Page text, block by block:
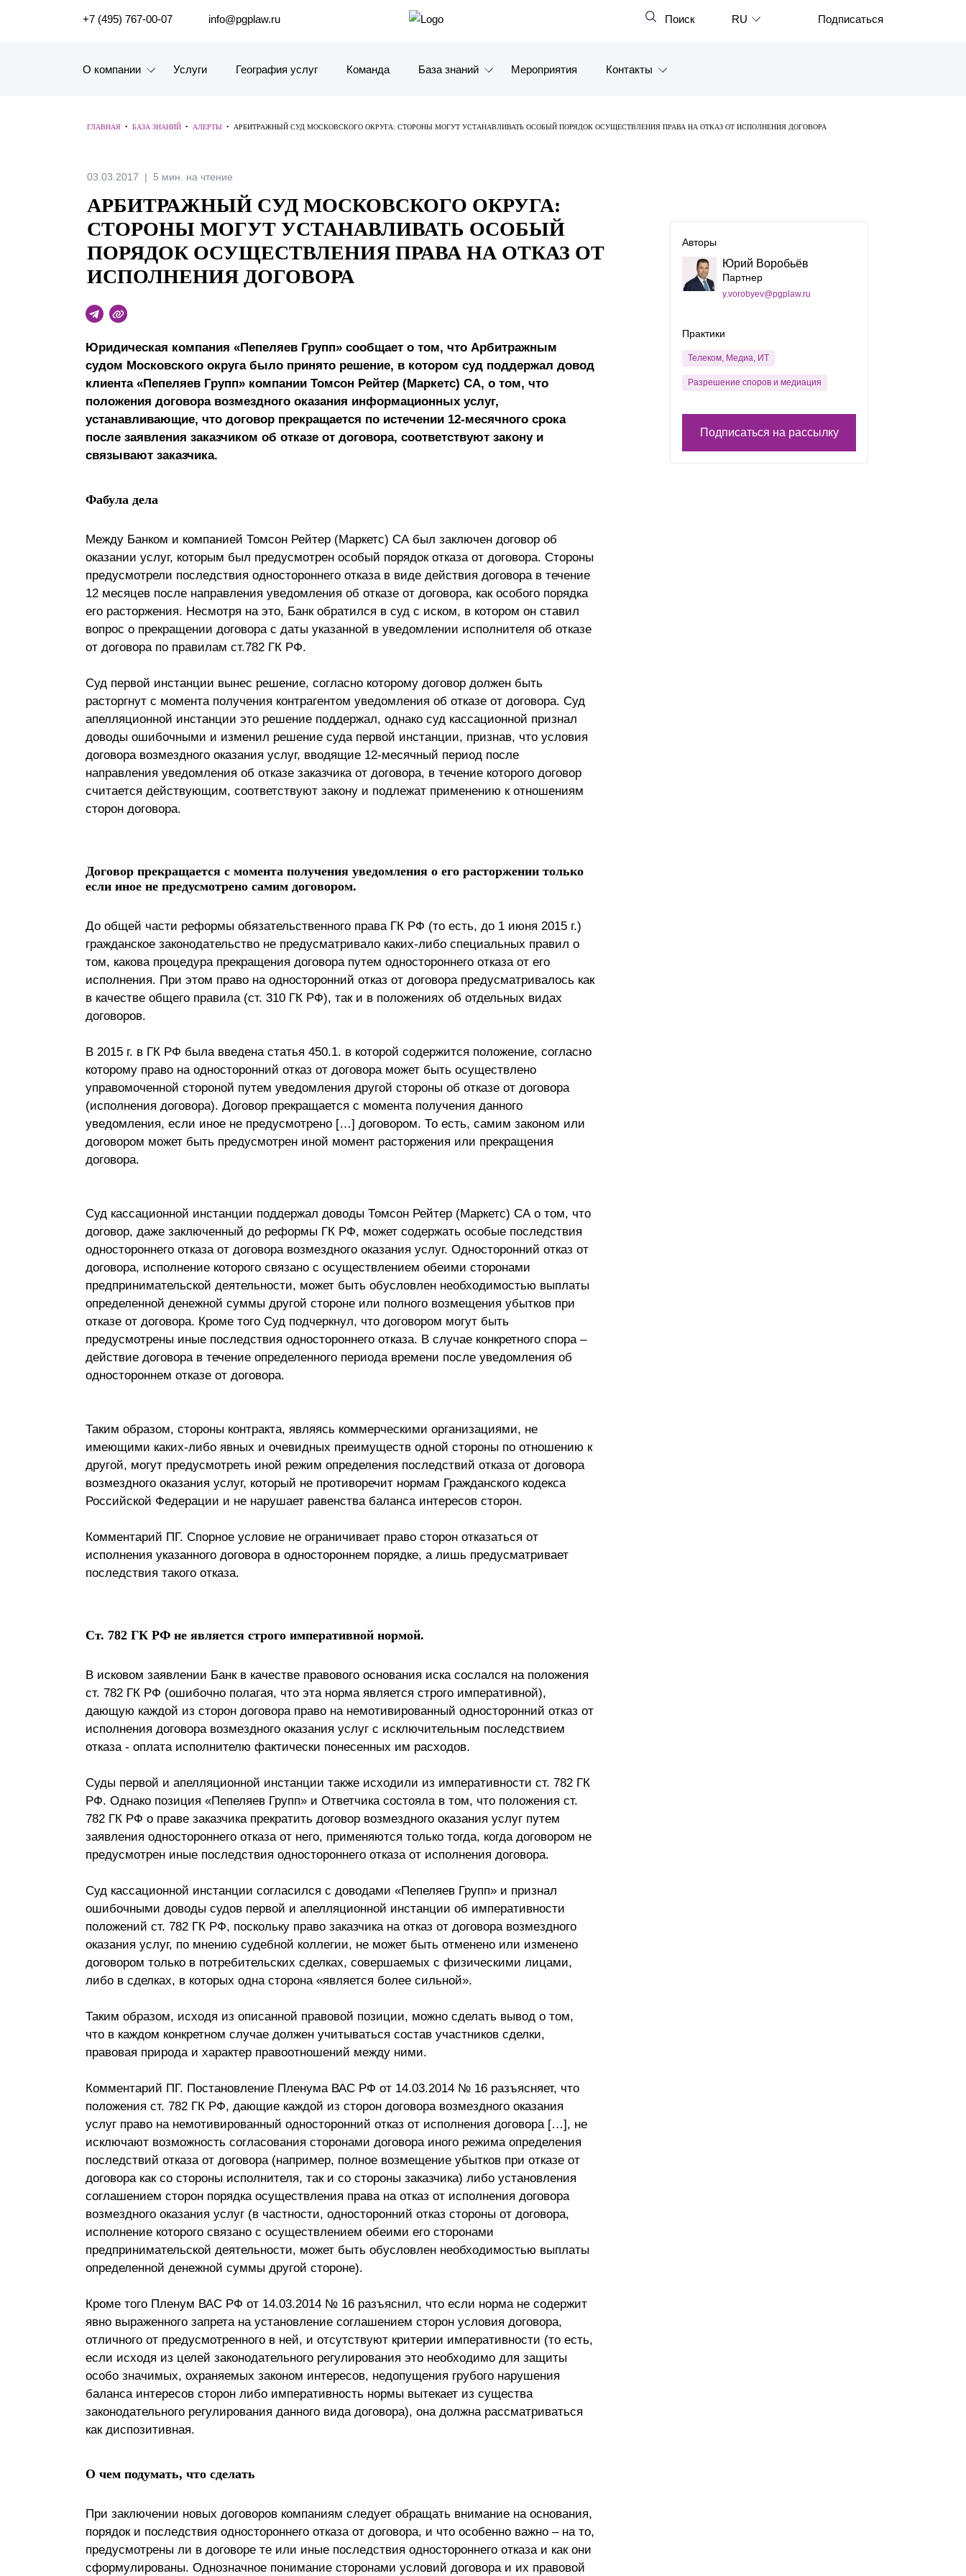
ПОИСК ПО САЙТУ Закрыть
+7 (495) 767-00-07 info@pgplaw.ru Поиск RU
Deutsch
Português
Подписаться
О компании
Наш опыт
Рейтинги, Награды, Цифры
Карьера
История компании
Обращение Управляющего
Партнера
Социальная
ответственность
Услуги География услуг Команда База знаний
Видео
Брошюры
Мероприятия Контакты
ГЛАВНАЯ • БАЗА ЗНАНИЙ • АЛЕРТЫ • АРБИТРАЖНЫЙ СУД МОСКОВСКОГО ОКРУГА: СТОРОНЫ МОГУТ УСТАНАВЛИВАТЬ ОСОБЫЙ ПОРЯДОК ОСУЩЕСТВЛЕНИЯ ПРАВА НА ОТКАЗ ОТ ИСПОЛНЕНИЯ ДОГОВОРА
03.03.2017 5 мин. на чтение
АРБИТРАЖНЫЙ СУД МОСКОВСКОГО ОКРУГА:
СТОРОНЫ МОГУТ УСТАНАВЛИВАТЬ ОСОБЫЙ
ПОРЯДОК ОСУЩЕСТВЛЕНИЯ ПРАВА НА ОТКАЗ ОТ
ИСПОЛНЕНИЯ ДОГОВОРА
Юридическая компания «Пепеляев Групп» сообщает о том, что Арбитражным
судом Московского округа было принято решение, в котором суд поддержал довод
клиента «Пепеляев Групп» компании Томсон Рейтер (Маркетс) СА, о том, что
положения договора возмездного оказания информационных услуг,
устанавливающие, что договор прекращается по истечении 12-месячного срока
после заявления заказчиком об отказе от договора, соответствуют закону и
связывают заказчика.
Фабула дела
Между Банком и компанией Томсон Рейтер (Маркетс) СА был заключен договор об
оказании услуг, которым был предусмотрен особый порядок отказа от договора. Стороны
предусмотрели последствия одностороннего отказа в виде действия договора в течение
12 месяцев после направления уведомления об отказе от договора, как особого порядка
его расторжения. Несмотря на это, Банк обратился в суд с иском, в котором он ставил
вопрос о прекращении договора с даты указанной в уведомлении исполнителя об отказе
от договора по правилам ст.782 ГК РФ.
Суд первой инстанции вынес решение, согласно которому договор должен быть
расторгнут с момента получения контрагентом уведомления об отказе от договора. Суд
апелляционной инстанции это решение поддержал, однако суд кассационной признал
доводы ошибочными и изменил решение суда первой инстанции, признав, что условия
договора возмездного оказания услуг, вводящие 12-месячный период после
направления уведомления об отказе заказчика от договора, в течение которого договор
считается действующим, соответствуют закону и подлежат применению к отношениям
сторон договора.
Договор прекращается с момента получения уведомления о его расторжении только
если иное не предусмотрено самим договором.
До общей части реформы обязательственного права ГК РФ (то есть, до 1 июня 2015 г.)
гражданское законодательство не предусматривало каких-либо специальных правил о
том, какова процедура прекращения договора путем одностороннего отказа от его
исполнения. При этом право на односторонний отказ от договора предусматривалось как
в качестве общего правила (ст. 310 ГК РФ), так и в положениях об отдельных видах
договоров.
В 2015 г. в ГК РФ была введена статья 450.1. в которой содержится положение, согласно
которому право на односторонний отказ от договора может быть осуществлено
управомоченной стороной путем уведомления другой стороны об отказе от договора
(исполнения договора). Договор прекращается с момента получения данного
уведомления, если иное не предусмотрено […] договором. То есть, самим законом или
договором может быть предусмотрен иной момент расторжения или прекращения
договора.
Суд кассационной инстанции поддержал доводы Томсон Рейтер (Маркетс) СА о том, что
договор, даже заключенный до реформы ГК РФ, может содержать особые последствия
одностороннего отказа от договора возмездного оказания услуг. Односторонний отказ от
договора, исполнение которого связано с осуществлением обеими сторонами
предпринимательской деятельности, может быть обусловлен необходимостью выплаты
определенной денежной суммы другой стороне или полного возмещения убытков при
отказе от договора. Кроме того Суд подчеркнул, что договором могут быть
предусмотрены иные последствия одностороннего отказа. В случае конкретного спора –
действие договора в течение определенного периода времени после уведомления об
одностороннем отказе от договора.
Таким образом, стороны контракта, являясь коммерческими организациями, не
имеющими каких-либо явных и очевидных преимуществ одной стороны по отношению к
другой, могут предусмотреть иной режим определения последствий отказа от договора
возмездного оказания услуг, который не противоречит нормам Гражданского кодекса
Российской Федерации и не нарушает равенства баланса интересов сторон.
Комментарий ПГ. Спорное условие не ограничивает право сторон отказаться от
исполнения указанного договора в одностороннем порядке, а лишь предусматривает
последствия такого отказа.
Ст. 782 ГК РФ не является строго императивной нормой.
В исковом заявлении Банк в качестве правового основания иска сослался на положения
ст. 782 ГК РФ (ошибочно полагая, что эта норма является строго императивной),
дающую каждой из сторон договора право на немотивированный односторонний отказ от
исполнения договора возмездного оказания услуг с исключительным последствием
отказа - оплата исполнителю фактически понесенных им расходов.
Суды первой и апелляционной инстанции также исходили из императивности ст. 782 ГК
РФ. Однако позиция «Пепеляев Групп» и Ответчика состояла в том, что положения ст.
782 ГК РФ о праве заказчика прекратить договор возмездного оказания услуг путем
заявления одностороннего отказа от него, применяются только тогда, когда договором не
предусмотрен иные последствия одностороннего отказа от исполнения договора.
Суд кассационной инстанции согласился с доводами «Пепеляев Групп» и признал
ошибочными доводы судов первой и апелляционной инстанции об императивности
положений ст. 782 ГК РФ, поскольку право заказчика на отказ от договора возмездного
оказания услуг, по мнению судебной коллегии, не может быть отменено или изменено
договором только в потребительских сделках, совершаемых с физическими лицами,
либо в сделках, в которых одна сторона «является более сильной».
Таким образом, исходя из описанной правовой позиции, можно сделать вывод о том,
что в каждом конкретном случае должен учитываться состав участников сделки,
правовая природа и характер правоотношений между ними.
Комментарий ПГ. Постановление Пленума ВАС РФ от 14.03.2014 № 16 разъясняет, что
положения ст. 782 ГК РФ, дающие каждой из сторон договора возмездного оказания
услуг право на немотивированный односторонний отказ от исполнения договора […], не
исключают возможность согласования сторонами договора иного режима определения
последствий отказа от договора (например, полное возмещение убытков при отказе от
договора как со стороны исполнителя, так и со стороны заказчика) либо установления
соглашением сторон порядка осуществления права на отказ от исполнения договора
возмездного оказания услуг (в частности, односторонний отказ стороны от договора,
исполнение которого связано с осуществлением обеими его сторонами
предпринимательской деятельности, может быть обусловлен необходимостью выплаты
определенной денежной суммы другой стороне).
Кроме того Пленум ВАС РФ от 14.03.2014 № 16 разъяснил, что если норма не содержит
явно выраженного запрета на установление соглашением сторон условия договора,
отличного от предусмотренного в ней, и отсутствуют критерии императивности (то есть,
если исходя из целей законодательного регулирования это необходимо для защиты
особо значимых, охраняемых законом интересов, недопущения грубого нарушения
баланса интересов сторон либо императивность нормы вытекает из существа
законодательного регулирования данного вида договора), она должна рассматриваться
как диспозитивная.
О чем подумать, что сделать
При заключении новых договоров компаниям следует обращать внимание на основания,
порядок и последствия одностороннего отказа от договора, и что особенно важно – на то,
предусмотрены ли в договоре те или иные последствия одностороннего отказа и как они
сформулированы. Однозначное понимание сторонами условий договора и их правовой
Авторы
Юрий Воробьёв
Партнер
y.vorobyev@pgplaw.ru
Практики
Телеком, Медиа, ИТ
Разрешение споров и медиация
Подписаться на рассылку